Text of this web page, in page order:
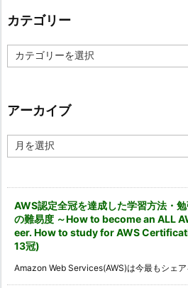
カテゴリー
テ
ー
アーカイブ
ー
AWS認定全冠を達成した学習方法・
の難易度 ～How to become an ALL
eer. How to study for AWS
13冠)
Amazon Web Services(AWS)は今最もシェ